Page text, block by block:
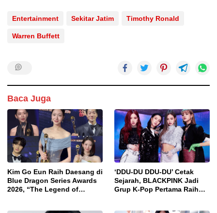
Entertainment Sekitar Jatim Timothy Ronald
Warren Buffett
Baca Juga
Kim Go Eun Raih Daesang di
Blue Dragon Series Awards
2026, “The Legend of
‘DDU-DU DDU-DU’ Cetak
Sejarah, BLACKPINK Jadi
Grup K-Pop Pertama Raih